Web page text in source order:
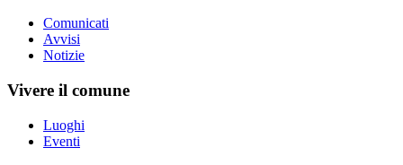
Comunicati
Avvisi
Notizie
Vivere il comune
Luoghi
Eventi